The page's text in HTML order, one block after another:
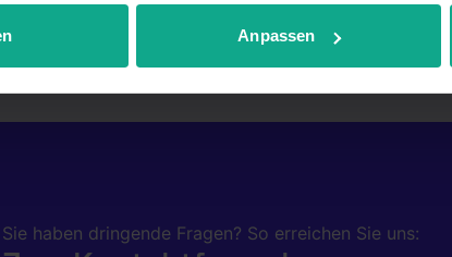
Anpassen
Sie haben dringende Fragen? So erreichen Sie uns: